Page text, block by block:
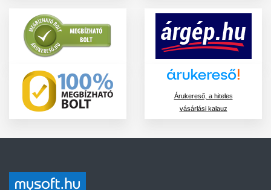
Árukereső, a hiteles
vásárlási kalauz